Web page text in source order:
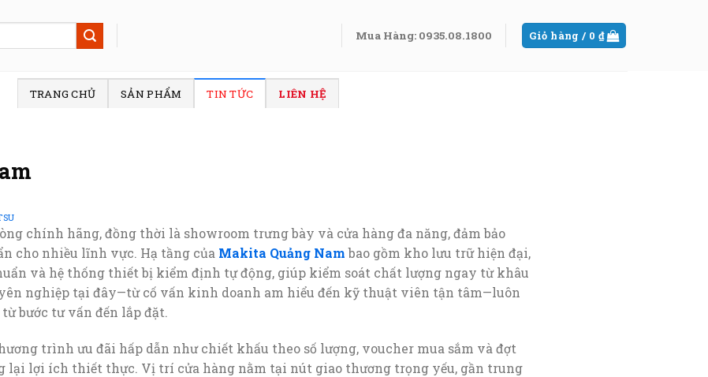
Mua Hàng: 0935.08.1800 Giỏ hàng / 0 ₫
TRANG CHỦ SẢN PHẨM TIN TỨC LIÊN HỆ
chính hãng, đồng thời là showroom trưng bày và cửa hàng đa năng, đảm bảo
cho nhiều lĩnh vực. Hạ tầng của Makita Quảng Nambao gồm kho lưu trữ hiện đại,
và hệ thống thiết bị kiểm định tự động, giúp kiểm soát chất lượng ngay từ khâu
nghiệp tại đây—từ cố vấn kinh doanh am hiểu đến kỹ thuật viên tận tâm—luôn
bước tư vấn đến lắp đặt.
trình ưu đãi hấp dẫn như chiết khấu theo số lượng, voucher mua sắm và đợt
lại lợi ích thiết thực. Vị trí cửa hàng nằm tại nút giao thương trọng yếu, gần trung